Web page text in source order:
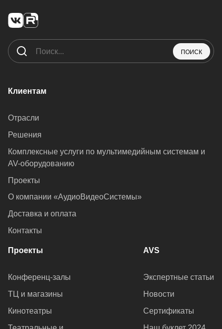
ПОИСК
Клиентам
Отрасли
Решения
Комплексные услуги по мультимедийным системам и
AV-оборудованию
Проекты
О компании «АудиоВидеоСистемы»
Доставка и оплата
Контакты
Проекты
Конференц-залы
ТЦ и магазины
Кинотеатры
AVS
Экспертные статьи
Новости
Сертификаты